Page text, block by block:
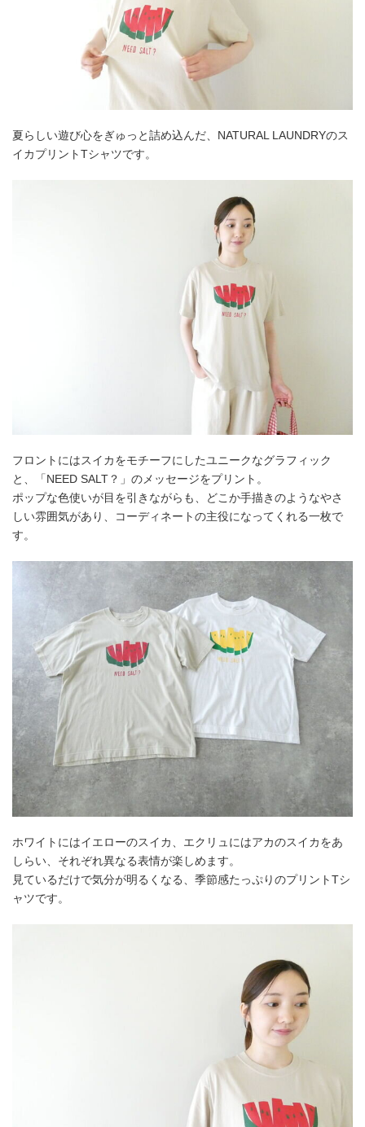
夏らしい遊び心をぎゅっと詰め込んだ、NATURAL LAUNDRYのス
イカプリントTシャツです。
フロントにはスイカをモチーフにしたユニークなグラフィック
と、「NEED SALT？」のメッセージをプリント。
ポップな色使いが目を引きながらも、どこか手描きのようなやさ
しい雰囲気があり、コーディネートの主役になってくれる一枚で
す。
ホワイトにはイエローのスイカ、エクリュにはアカのスイカをあ
しらい、それぞれ異なる表情が楽しめます。
見ているだけで気分が明るくなる、季節感たっぷりのプリントTシ
ャツです。